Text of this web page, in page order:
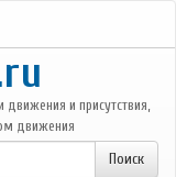
движения и присутствия,
движения